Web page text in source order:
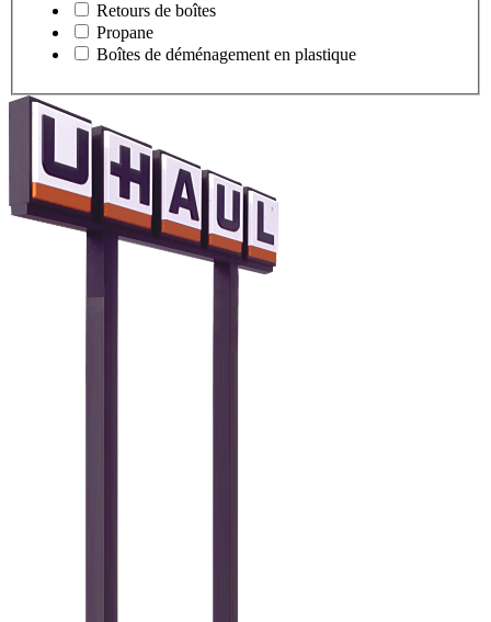
Retours de boîtes
Propane
Boîtes de déménagement en plastique